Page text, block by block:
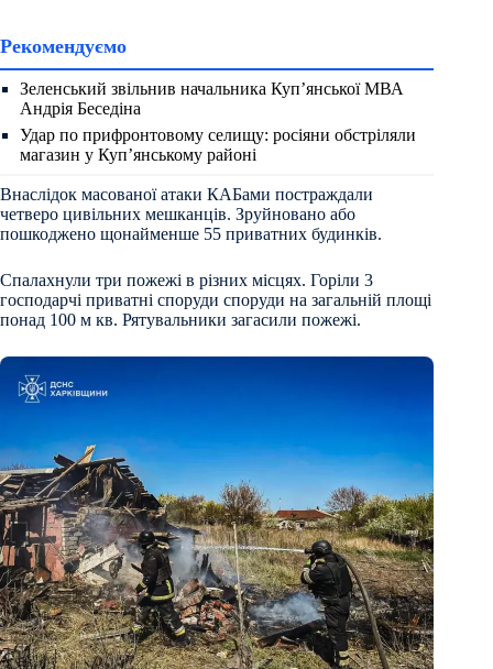
Рекомендуємо
Зеленський звільнив начальника Купʼянської МВА
Андрія Беседіна
Удар по прифронтовому селищу: росіяни обстріляли
магазин у Куп’янському районі
Внаслідок масованої атаки КАБами постраждали
четверо цивільних мешканців. Зруйновано або
пошкоджено щонайменше 55 приватних будинків.
Спалахнули три пожежі в різних місцях. Горіли 3
господарчі приватні споруди споруди на загальній площі
понад 100 м кв. Рятувальники загасили пожежі.